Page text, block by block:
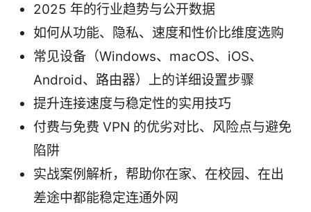
2025 年的行业趋势与公开数据
如何从功能、隐私、速度和性价比维度选购
常见设备（Windows、macOS、iOS、
Android、路由器）上的详细设置步骤
提升连接速度与稳定性的实用技巧
付费与免费 VPN 的优劣对比、风险点与避免
陷阱
实战案例解析，帮助你在家、在校园、在出
差途中都能稳定连通外网